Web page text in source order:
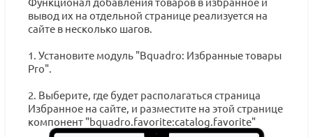
вывод их на отдельной странице реализуется на
сайте в несколько шагов.
1. Установите модуль "Bquadro: Избранные товары
Pro".
2. Выберите, где будет располагаться страница
Избранное на сайте, и разместите на этой странице
компонент "bquadro.favorite:catalog.favorite"